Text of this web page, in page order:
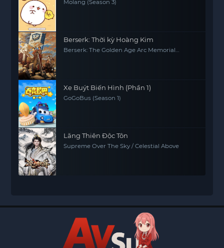
Molang (Season 3)
Berserk: Thời kỳ Hoàng Kim
Berserk: The Golden Age Arc Memorial
Xe Buýt Biến Hình (Phần 1)
GoGoBus (Season 1)
Lăng Thiên Độc Tôn
Supreme Over The Sky / Celestial Above